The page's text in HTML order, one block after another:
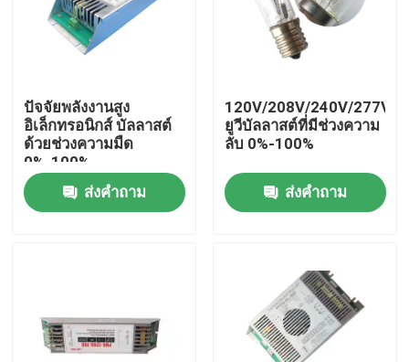
เกี่ยวกับเรา
รายชื่อผู้ติดต่อ
ปัจจัยพลังงานสูง
อิเล็กทรอนิกส์ บัลลาสต์
ด้วยช่วงความมืด
0%-100%
ส่งคำถาม
120V/208V/240V/277V/
ยูวีบัลลาสต์ที่มีช่วงความ
ลับ 0%-100%
ส่งคำถาม